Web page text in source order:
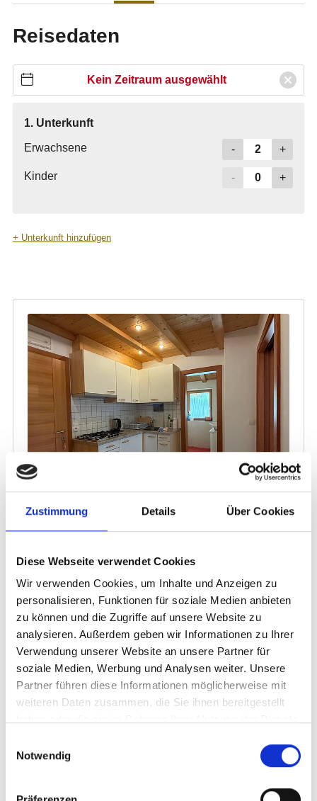
Zustimmung Details Über Cookies
Diese Webseite verwendet Cookies
Wir verwenden Cookies, um Inhalte und Anzeigen zu
personalisieren, Funktionen für soziale Medien anbieten
zu können und die Zugriffe auf unsere Website zu
analysieren. Außerdem geben wir Informationen zu Ihrer
Verwendung unserer Website an unsere Partner für
soziale Medien, Werbung und Analysen weiter. Unsere
Partner führen diese Informationen möglicherweise mit
weiteren Daten zusammen, die Sie ihnen bereitgestellt
Notwendig